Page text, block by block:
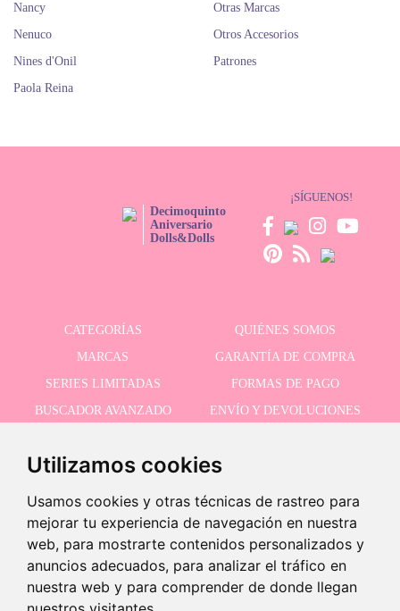
Utilizamos cookies
Usamos cookies y otras técnicas de rastreo para
mejorar tu experiencia de navegación en nuestra
web, para mostrarte contenidos personalizados y
anuncios adecuados, para analizar el tráfico en
nuestra web y para comprender de donde llegan
¡Últimas unidades!
-10% · Válido hasta el 31/8/2026
Nancy
Nenuco
Nines d'Onil
Paola Reina
Otras Marcas
Otros Accesorios
Patrones
Decimoquinto
Aniversario
Dolls&Dolls
¡SÍGUENOS!
CATEGORÍAS
QUIÉNES SOMOS
MARCAS
GARANTÍA DE COMPRA
SERIES LIMITADAS
FORMAS DE PAGO
BUSCADOR AVANZADO
ENVÍO Y DEVOLUCIONES
RECIBE NUESTRAS ÚLTIMAS NOVEDADES
Acepto la política de privacidad